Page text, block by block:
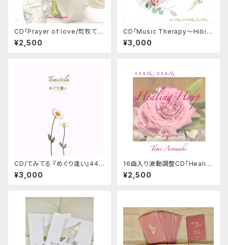
CD「Prayer of love/荒牧て
み」【４４４Hz/５２８Hz】ヒーリ
ングハープによる賛美集
¥2,500
CD「Music Therapy〜Hibik
i〜/てみてる」【４３２Hz/４４４H
z/５２８Hz】ヒーリングハープ ＆
¥3,000
CD/てみてる 『めぐり逢い』444
Hz/528Hz
¥3,000
16曲入り波動調整CD「Healin
g Harp〜Tutumu〜」【４４４H
z/５２８Hz】
¥2,500